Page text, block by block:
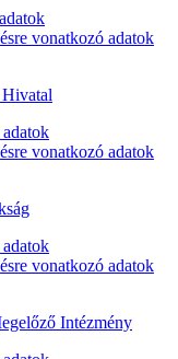
vonatkozó adatok
Hivatal
vonatkozó adatok
vonatkozó adatok
Intézmény